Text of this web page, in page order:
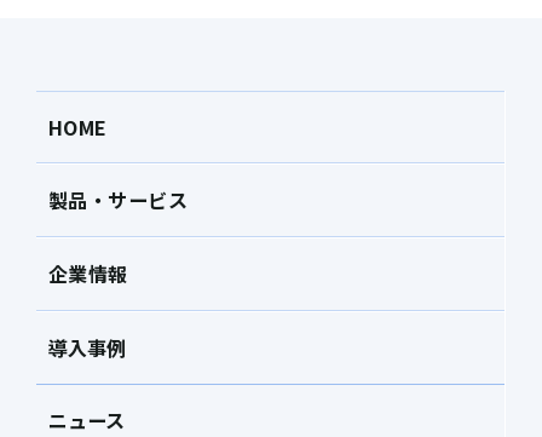
HOME
製品・サービス
企業情報
導入事例
ニュース